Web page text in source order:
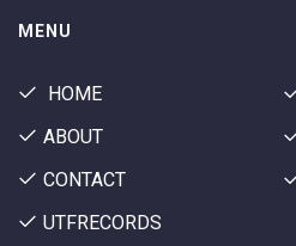
MENU
HOME
ABOUT
CONTACT
UTFRECORDS